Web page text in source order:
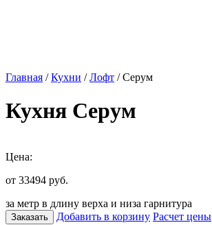
Главная /Кухни /Лофт / Серум
Кухня Серум
Цена:
от 33494 руб.
за метр в длину верха и низа гарнитура
Заказать Добавить в корзину Расчет цены